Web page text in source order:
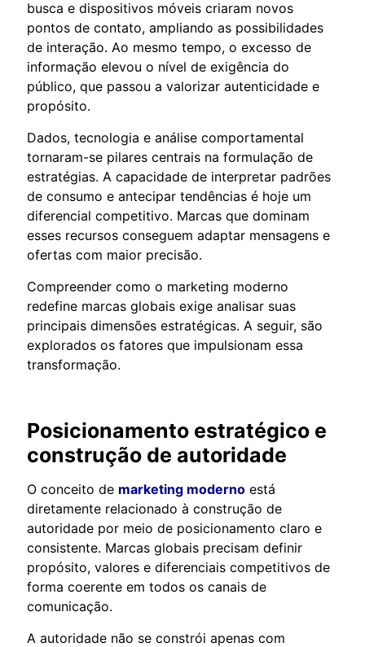
busca e dispositivos móveis criaram novos
pontos de contato, ampliando as possibilidades
de interação. Ao mesmo tempo, o excesso de
informação elevou o nível de exigência do
público, que passou a valorizar autenticidade e
propósito.
Dados, tecnologia e análise comportamental
tornaram-se pilares centrais na formulação de
estratégias. A capacidade de interpretar padrões
de consumo e antecipar tendências é hoje um
diferencial competitivo. Marcas que dominam
esses recursos conseguem adaptar mensagens e
ofertas com maior precisão.
Compreender como o marketing moderno
redefine marcas globais exige analisar suas
principais dimensões estratégicas. A seguir, são
explorados os fatores que impulsionam essa
transformação.
Posicionamento estratégico e
construção de autoridade
O conceito de marketing moderno está
diretamente relacionado à construção de
autoridade por meio de posicionamento claro e
consistente. Marcas globais precisam definir
propósito, valores e diferenciais competitivos de
forma coerente em todos os canais de
comunicação.
A autoridade não se constrói apenas com